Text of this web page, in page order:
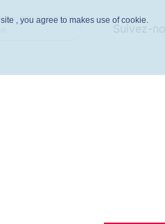
, you agree to makes use of cookie.